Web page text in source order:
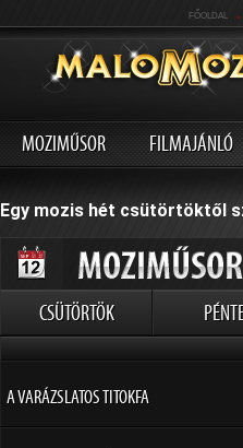
FŐOLDAL .
MOZIMŰSOR FILMAJÁNLÓ
Egy mozis hét csütörtöktől
CSÜTÖRTÖK
A VARÁZSLATOS TITOKFA